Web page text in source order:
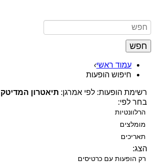
חפש
עמוד ראשי›
חיפוש הופעות
רשימת הופעות: לפי אמרגן: תיאטרון המדיטק
בחר לפי:
הרלוונטיות
מומלצים
תאריכים
הצג:
רק הופעות עם כרטיסים